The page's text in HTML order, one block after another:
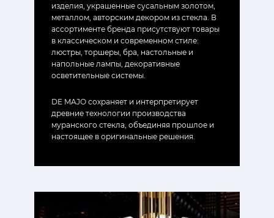
изделия, украшенные сусальным золотом,
металлом, авторским декором из стекла. В
ассортименте бренда присутствуют товары
в классическом и современном стиле:
люстры, торшеры, бра, настольные и
напольные лампы, декоративные
осветительные системы.
DE MAJO сохраняет и интерпретирует
древние технологии производства
муранского стекла, объединяя прошлое и
настоящее в оригинальные решения.